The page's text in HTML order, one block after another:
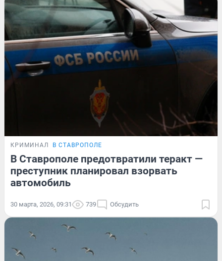
КРИМИНАЛ В СТАВРОПОЛЕ
В Ставрополе предотвратили теракт —
преступник планировал взорвать
автомобиль
30 марта, 2026, 09:31 739 Обсудить